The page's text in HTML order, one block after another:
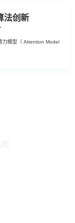
法创新
力模型（ Attention Model